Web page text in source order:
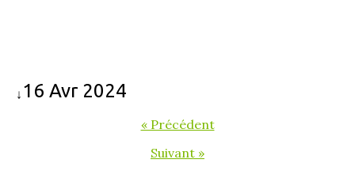
↓ 16 Avr 2024
« Précédent
Suivant »